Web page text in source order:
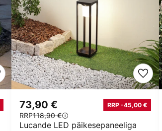
Lucande LED päikesepaneeliga
73,90 € RRP -45,00 €
RRP118,90 €